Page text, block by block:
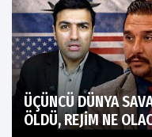
ÜÇÜNCÜ DÜNYA
ÖLDÜ, REJİM NE